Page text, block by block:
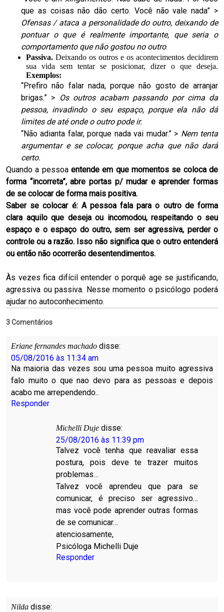
que as coisas não dão certo. Você não vale nada” >
Ofensas / ataca a personalidade do outro, deixando de
pontuar o que é realmente importante, que seria o
comportamento que não gostou no outro.
Passiva. Deixando os outros e os acontecimentos decidirem
sua vida sem tentar se posicionar, dizer o que deseja.
Exemplos:
“Prefiro não falar nada, porque não gosto de arranjar
brigas.” > Os outros acabam passando por cima da
pessoa, invadindo o seu espaço, porque ela não dá
limites de até onde o outro pode ir.
“Não adianta falar, porque nada vai mudar.” > Nem tenta
argumentar e se colocar, porque acha que não dará
certo.
Quando a pessoa entendeem que momentos se coloca de
forma “incorreta”,abre portas p/ mudar e aprender formas
de se colocar de forma mais positiva.
Saber se colocar é: A pessoa fala para o outro de forma
clara aquilo que deseja ou incomodou, respeitando o seu
espaço e o espaço do outro, sem ser agressiva, perder o
controle ou a razão. Isso não significa que o outro entenderá
ou então não ocorrerão desentendimentos.
Às vezes fica difícil entender o porquê age se justificando,
agressiva ou passiva. Nesse momento o psicólogo poderá
ajudar no autoconhecimento.
3 Comentários
Eriane fernandes machado disse:
05/08/2016 às 11:34 am
Na maioria das vezes sou uma pessoa muito agressiva
falo muito o que nao devo para as pessoas e depois
acabo me arrependendo..
Responder
Michelli Duje disse:
25/08/2016 às 11:39 pm
Talvez você tenha que reavaliar essa
postura, pois deve te trazer muitos
problemas…
Talvez você aprendeu que para se
comunicar, é preciso ser agressivo…
mas você pode aprender outras formas
de se comunicar…
atenciosamente,
Psicóloga Michelli Duje
Responder
Nilda disse: